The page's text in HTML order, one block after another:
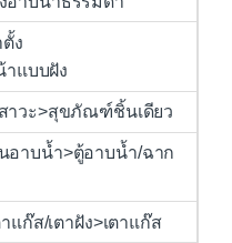
ง
าแบบฝัง
วะ>สุขภัณฑ์ชิ้นเดียว
อาบน้ำ>ตู้อาบน้ำ/ฉาก
ก๊ส/เตาฝัง>เตาแก๊ส